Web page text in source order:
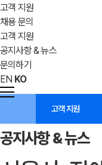
고객 지원
채용 문의
고객 지원
공지사항 & 뉴스
문의하기
EN KO
고객 지원
공지사항 & 뉴스